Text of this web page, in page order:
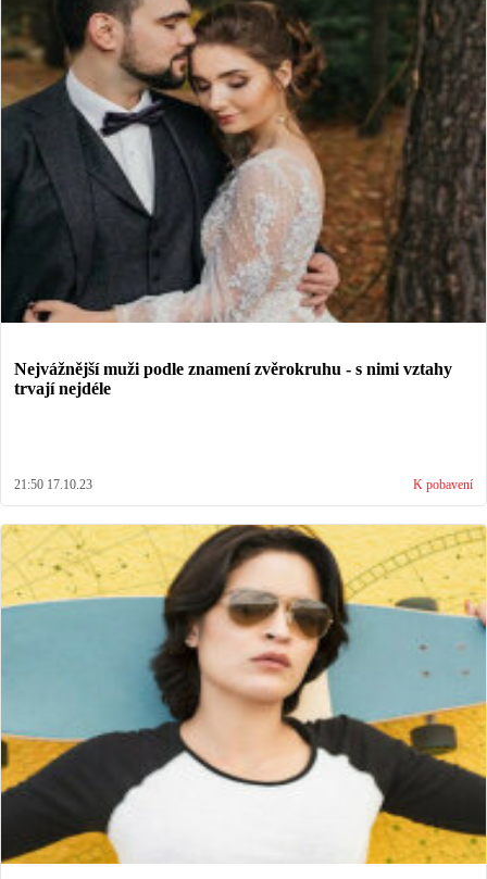
Nejvážnější muži podle znamení zvěrokruhu - s nimi vztahy
trvají nejdéle
21:50 17.10.23 K pobavení